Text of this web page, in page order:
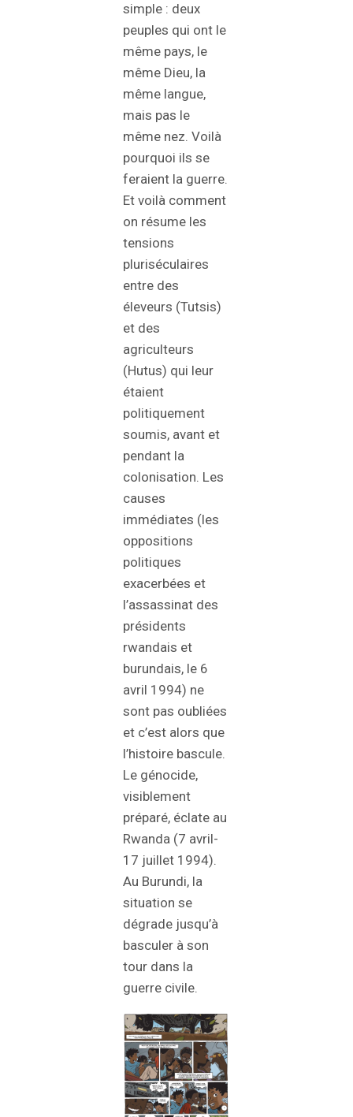
simple : deux
peuples qui ont le
même pays, le
même Dieu, la
même langue,
mais pas le
même nez. Voilà
pourquoi ils se
feraient la guerre.
Et voilà comment
on résume les
tensions
pluriséculaires
entre des
éleveurs (Tutsis)
et des
agriculteurs
(Hutus) qui leur
étaient
politiquement
soumis, avant et
pendant la
colonisation. Les
causes
immédiates (les
oppositions
politiques
exacerbées et
l’assassinat des
présidents
rwandais et
burundais, le 6
avril 1994) ne
sont pas oubliées
et c’est alors que
l’histoire bascule.
Le génocide,
visiblement
préparé, éclate au
Rwanda (7 avril-
17 juillet 1994).
Au Burundi, la
situation se
dégrade jusqu’à
basculer à son
tour dans la
guerre civile.